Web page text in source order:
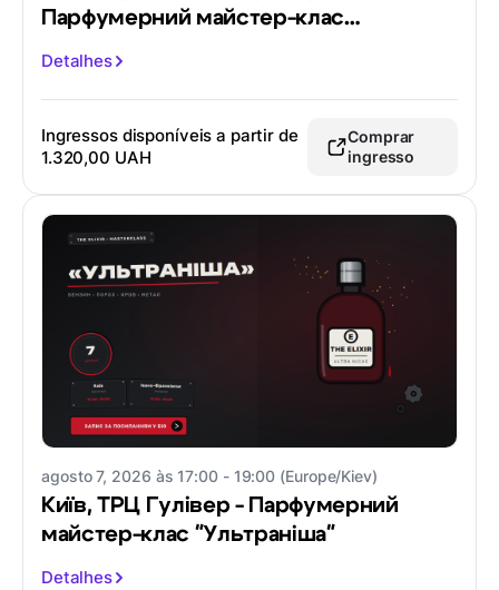
Парфумерний майстер-клас
Detalhes
Ingressos disponíveis a partir de
1.320,00 UAH
Comprar
ingresso
agosto 7, 2026 às 17:00 - 19:00 (Europe/Kiev)
Київ, ТРЦ Гулівер - Парфумерний
майстер-клас "Ультраніша"
Detalhes